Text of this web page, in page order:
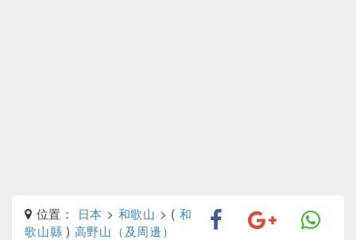
位置： 日本 > 和歌山 > ( 和
歌山縣 ) 高野山（及周邊）